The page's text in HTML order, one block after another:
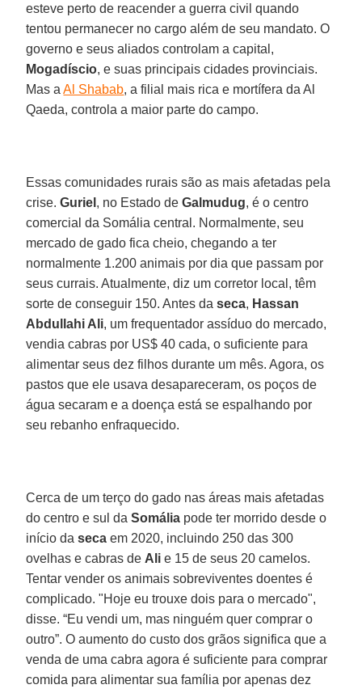
esteve perto de reacender a guerra civil quando
tentou permanecer no cargo além de seu mandato. O
governo e seus aliados controlam a capital,
Mogadíscio, e suas principais cidades provinciais.
Mas aAl Shabab, a filial mais rica e mortífera da Al
Qaeda, controla a maior parte do campo.
Essas comunidades rurais são as mais afetadas pela
crise.Guriel , no Estado deGalmudug, é o centro
comercial da Somália central. Normalmente, seu
mercado de gado fica cheio, chegando a ter
normalmente 1.200 animais por dia que passam por
seus currais. Atualmente, diz um corretor local, têm
sorte de conseguir 150. Antes daseca, Hassan
Abdullahi Ali, um frequentador assíduo do mercado,
vendia cabras por US$ 40 cada, o suficiente para
alimentar seus dez filhos durante um mês. Agora, os
pastos que ele usava desapareceram, os poços de
água secaram e a doença está se espalhando por
seu rebanho enfraquecido.
Cerca de um terço do gado nas áreas mais afetadas
do centro e sul daSomália pode ter morrido desde o
início daseca em 2020, incluindo 250 das 300
ovelhas e cabras de Ali e 15 de seus 20 camelos.
Tentar vender os animais sobreviventes doentes é
complicado. "Hoje eu trouxe dois para o mercado",
disse. “Eu vendi um, mas ninguém quer comprar o
outro”. O aumento do custo dos grãos significa que a
venda de uma cabra agora é suficiente para comprar
comida para alimentar sua família por apenas dez